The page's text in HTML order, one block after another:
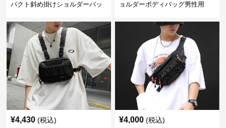
パクト斜め掛けショルダーバッ
ョルダーボディバッグ男性用
¥4,430 (税込) ¥4,000 (税込)